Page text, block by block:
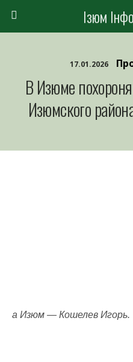
Ізюм
17.01.2026
В Изюме
Изюмского
а Изюм — Кошелев Игорь.